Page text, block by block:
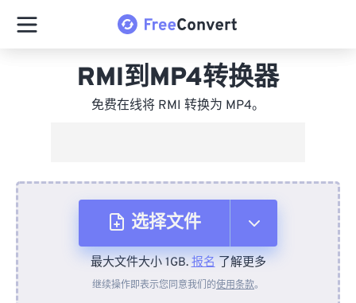
RMI到MP4转换器
免费在线将 RMI 转换为 MP4。
选择文件
从设备
最大文件大小 1GB.报名了解更多
继续操作即表示您同意我们的使用条款。